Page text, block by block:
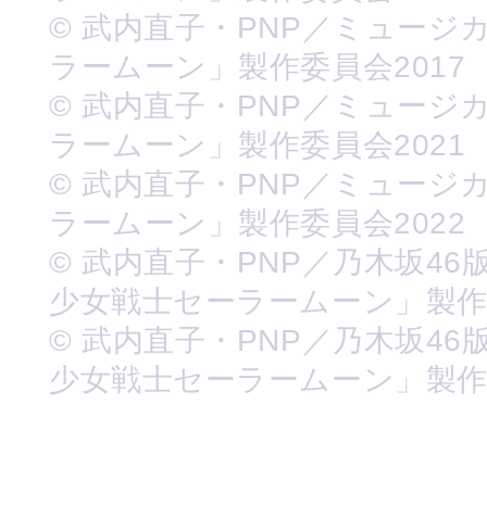
© 武内直子・PNP／ミュージ
ラームーン」製作委員会2017
© 武内直子・PNP／ミュージ
ラームーン」製作委員会2021
© 武内直子・PNP／ミュージ
ラームーン」製作委員会2022
© 武内直子・PNP／乃木坂46
少女戦士セーラームーン」製
© 武内直子・PNP／乃木坂46
少女戦士セーラームーン」製